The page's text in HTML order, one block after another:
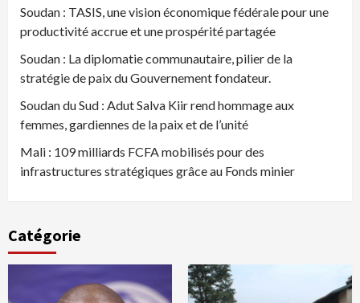
Soudan : TASIS, une vision économique fédérale pour une
productivité accrue et une prospérité partagée
Soudan : La diplomatie communautaire, pilier de la
stratégie de paix du Gouvernement fondateur.
Soudan du Sud : Adut Salva Kiir rend hommage aux
femmes, gardiennes de la paix et de l’unité
Mali : 109 milliards FCFA mobilisés pour des
infrastructures stratégiques grâce au Fonds minier
Catégorie